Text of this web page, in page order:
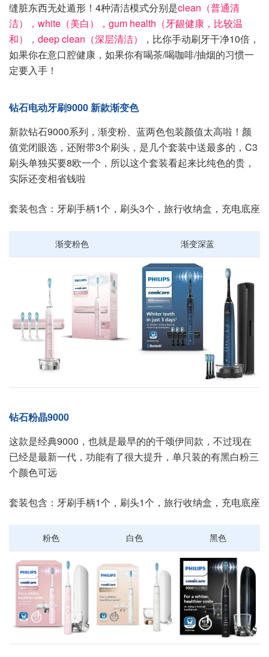
缝脏东西无处遁形！4种清洁模式分别是clean（普通清
洁），white（美白），gum health（牙龈健康，比较温
和），deep clean（深层清洁）
，比你手动刷牙干净10倍，
如果你在意口腔健康，如果你有喝茶/喝咖啡/抽烟的习惯一
定要入手！
钻石电动牙刷9000 新款渐变色
新款钻石9000系列，渐变粉、蓝两色包装颜值太高啦！颜
值党闭眼选，还附带3个刷头，是几个套装中送最多的，C3
刷头单独买要8欧一个，所以这个套装看起来比纯色的贵，
实际还变相省钱啦
套装包含：牙刷手柄1个，刷头3个，旅行收纳盒，充电底座
渐变粉色 渐变深蓝
钻石粉晶9000
这款是经典9000，也就是最早的的千颂伊同款，不过现在
已经是最新一代，功能有了很大提升，单只装的有黑白粉三
个颜色可远
套装包含：牙刷手柄1个，刷头1个，旅行收纳盒，充电底座
粉色 白色 黑色